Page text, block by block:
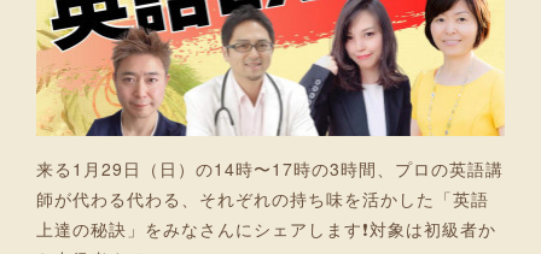
来る1月29日（日）の14時〜17時の3時間、プロの英語講
師が代わる代わる、それぞれの持ち味を活かした「英語
上達の秘訣」をみなさんにシェアします❗対象は初級者か